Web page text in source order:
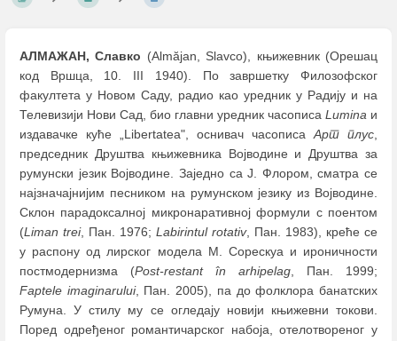
АЛМАЖАН, Славко (Almăjan, Slavco), књижевник (Орешац
код Вршца, 10. III 1940). По завршетку Филозофског
факултета у Новом Саду, радио као уредник у Радију и на
Телевизији Нови Сад, био главни уредник часописа Lumina и
издавачке куће „Libertatea", оснивач часописаАрт плус,
председник Друштва књижевника Војводине и Друштва за
румунски језик Војводине. Заједно са Ј. Флором, сматра се
најзначајнијим песником на румунском језику из Војводине.
Склон парадоксалној микронаративној формули с поентом
(Liman trei, Пан. 1976; Labirintul rotativ, Пан. 1983), креће се
у распону од лирског модела М. Сорескуа и ироничности
постмодернизма (Post-restant în arhipelag, Пан. 1999;
Faptele imaginarului, Пан. 2005), па до фолклора банатских
Румуна. У стилу му се огледају новији књижевни токови.
Поред одређеног романтичарског набоја, отелотвореног у